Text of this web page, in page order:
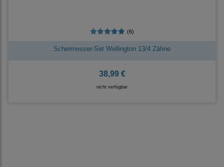
(6)
Schermesser-Set Wellington 13/4 Zähne
38,99 €
nicht verfügbar